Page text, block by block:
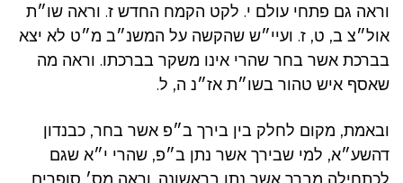
וראה גם פתחי עולם י. לקט הקמח החדש ז. וראה שו״ת
אול״צ ב, ט, ז. ועיי״ש שהקשה על המשנ״ב מ״ט לא יצא
בברכת אשר בחר שהרי אינו משקר בברכתו. וראה מה
שאסף איש טהור בשו״ת אז״נ ה, ל.
ובאמת, מקום לחלק בין בירך ב״פ אשר בחר, כבנדון
דהשע״א, למי שבירך אשר נתן ב״פ, שהרי י״א שגם